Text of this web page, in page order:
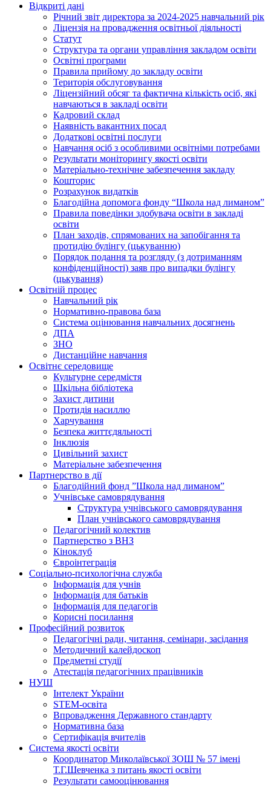
Відкриті дані
Річний звіт директора за 2024-2025 навчальний рік
Ліцензія на провадження освітньої діяльності
Статут
Структура та органи управління закладом освіти
Освiтнi програми
Правила прийому до закладу освіти
Територiя обслуговування
Ліцензійний обсяг та фактична кількість осіб, які
навчаються в закладі освіти
Кадровий склад
Наявність вакантних посад
Додатковi освiтнi послуги
Навчання осіб з особливими освітніми потребами
Результати моніторингу якості освіти
Матеріально-технічне забезпечення закладу
Кошторис
Розрахунок видатків
Благодійна допомога фонду “Школа над лиманом”
Правила поведінки здобувача освіти в закладі
освіти
План заходів, спрямованих на запобігання та
протидію булінгу (цькуванню)
Порядок подання та розгляду (з дотриманням
конфіденційності) заяв про випадки булінгу
(цькування)
Освітній процес
Навчальний рік
Нормативно-правова база
Система оцінювання навчальних досягнень
ДПА
ЗНО
Дистанційне навчання
Освітнє середовище
Культурне середмістя
Шкільна бібліотека
Захист дитини
Протидія насиллю
Харчування
Безпека життєдяльності
Інклюзія
Цивільний захист
Матеріальне забезпечення
Партнерство в дії
Благодійний фонд ”Школа над лиманом”
Учнівське самоврядування
Структура учнiвського самоврядування
План учнiвського самоврядування
Педагогічний колектив
Партнерство з ВНЗ
Кіноклуб
Євроінтеграція
Соціально-психологічна служба
Інформація для учнів
Інформація для батьків
Інформація для педагогів
Корисні посилання
Професійний розвиток
Педагогічні ради, читання, семінари, засідання
Методичний калейдоскоп
Предметні студії
Атестація педагогічних працівників
НУШ
Інтелект України
STEM-освіта
Впровадження Державного стандарту
Нормативна база
Сертифікація вчителів
Система якості освіти
Координатор Миколаївської ЗОШ № 57 імені
Т.Г.Шевченка з питань якості освіти
Результати самооцінювання